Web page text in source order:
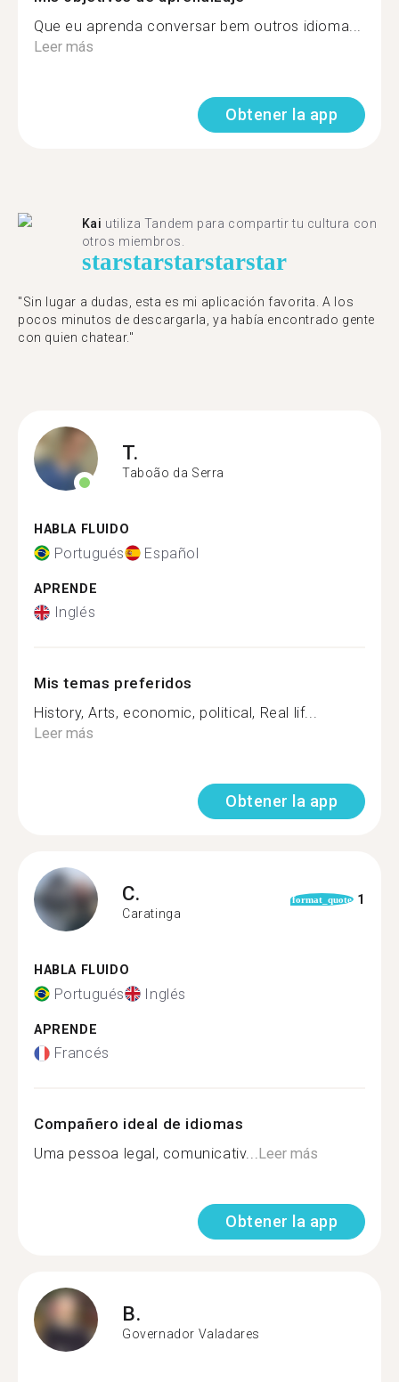
Que eu aprenda conversar bem outros idioma...
Leer más
Obtener la app
Kai utiliza Tandem para compartir tu cultura con
otros miembros.
starstarstarstarstar
"Sin lugar a dudas, esta es mi aplicación favorita. A los
pocos minutos de descargarla, ya había encontrado gente
con quien chatear."
T.
Taboão da Serra
HABLA FLUIDO
Portugués Español
APRENDE
Inglés
Mis temas preferidos
History, Arts, economic, political, Real lif...
Leer más
Obtener la app
C.
Caratinga
format_quote 1
HABLA FLUIDO
Portugués Inglés
APRENDE
Francés
Compañero ideal de idiomas
Uma pessoa legal, comunicativ...Leer más
Obtener la app
B.
Governador Valadares